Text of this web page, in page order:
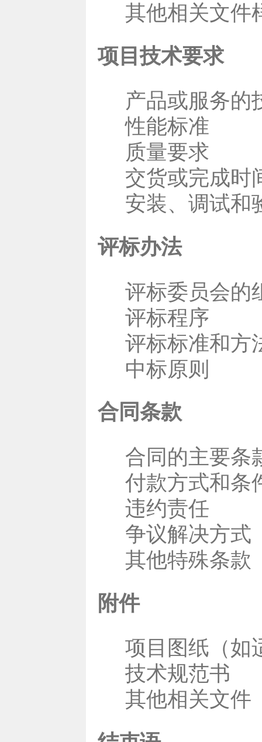
其他相关文件
项目技术要求
产品或服务的
性能标准
质量要求
交货或完成时
安装、调试和
评标办法
评标委员会的
评标程序
评标标准和方
中标原则
合同条款
合同的主要条
付款方式和条
违约责任
争议解决方式
其他特殊条款
附件
项目图纸（如
技术规范书
其他相关文件